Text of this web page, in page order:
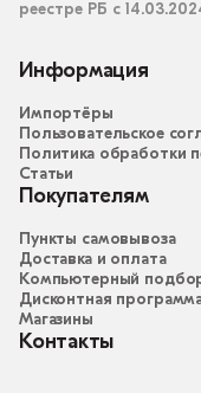
реестре РБ с
Информация
Импортёры
Пользовательское
Политика обработки
Статьи
Покупателям
Пункты самовывоза
Доставка и оплата
Компьютерный
Дисконтная
Магазины
Контакты